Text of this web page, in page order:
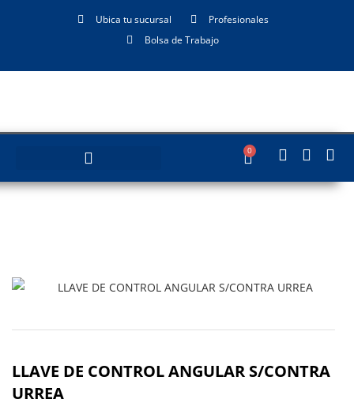
Ubica tu sucursal
Profesionales
Bolsa de Trabajo
0
LLAVE DE CONTROL ANGULAR S/CONTRA
URREA